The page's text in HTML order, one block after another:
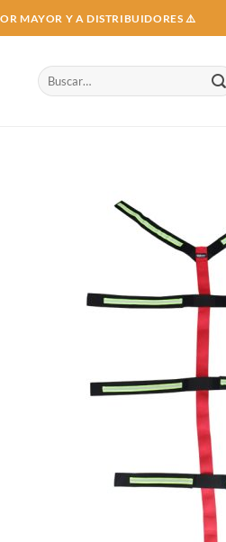
MAYOR Y A DISTRIBUIDORES ⚠️
Buscar
por: